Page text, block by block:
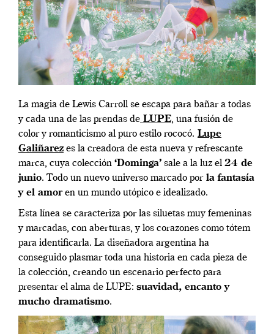
La magia de Lewis Carroll se escapa para bañar a todas
y cada una de las prendas de LUPE, una fusión de
color y romanticismo al puro estilo rococó. Lupe
Galiñarezes la creadora de esta nueva y refrescante
marca, cuya colección ‘Dominga’ sale a la luz el 24 de
junio. Todo un nuevo universo marcado porla fantasía
y el amoren un mundo utópico e idealizado.
Esta línea se caracteriza por las siluetas muy femeninas
y marcadas, con aberturas, y los corazones como tótem
para identificarla. La diseñadora argentina ha
conseguido plasmar toda una historia en cada pieza de
la colección, creando un escenario perfecto para
presentar el alma de LUPE: suavidad, encanto y
mucho dramatismo.